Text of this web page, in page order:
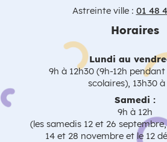
Astreinte ville : 01 48
Horaires
Lundi au
9h à 12h30 (9h-12h
scolaires), 13h30 à
Samedi :
9h à 12h
(les samedis 12 et 26
14 et 28 novembre et le 12